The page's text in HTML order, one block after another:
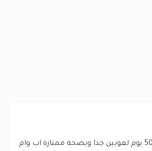
للبيع جراوي جيرمن شيبرد ذكور فقط 50 يوم لعوبين جدا وبصحة ممتازة اب وام